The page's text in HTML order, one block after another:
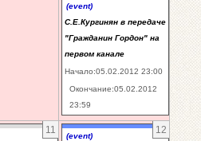
(event)
С.Е.Кургинян в передаче
"Гражданин Гордон" на
первом канале
Начало:05.02.2012 23:00
Окончание:05.02.2012
23:59
11 12
(event)